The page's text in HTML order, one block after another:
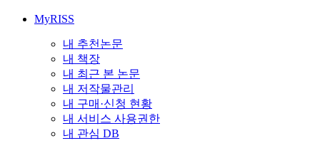
MyRISS
내 추천논문
내 책장
내 최근 본 논문
내 저작물관리
내 구매·신청 현황
내 서비스 사용권한
내 관심 DB